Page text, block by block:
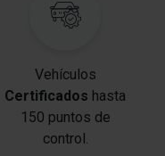
Vehículos
Certificados hasta
150 puntos de
control.